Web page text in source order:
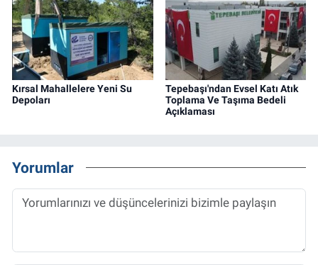
Kırsal Mahallelere Yeni Su
Depoları
Tepebaşı'ndan Evsel Katı Atık
Toplama Ve Taşıma Bedeli
Açıklaması
Yorumlar